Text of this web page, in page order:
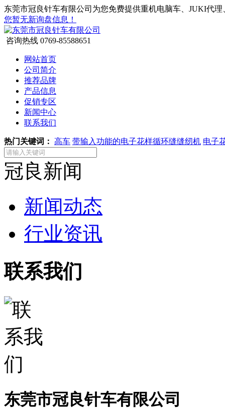
东莞市冠良针车有限公司为您免费提供重机电脑车、JUKI代
您暂无新询盘信息！
咨询热线 0769-85588651
网站首页
公司简介
推荐品牌
产品信息
促销专区
新闻中心
联系我们
热门关键词： 高车 带输入功能的电子花样循环缝缝纫机 电子
冠良新闻
新闻动态
行业资讯
联系我们
东莞市冠良针车有限公司